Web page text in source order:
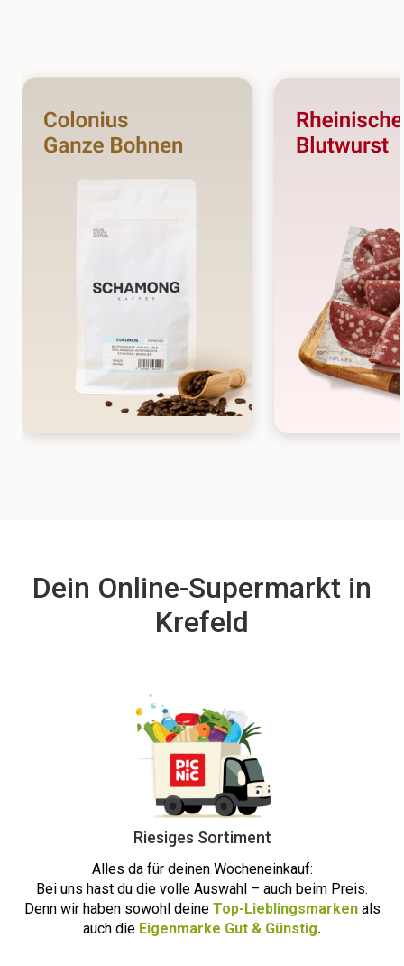
Dein Online-Supermarkt in
Krefeld
Riesiges Sortiment
Alles da für deinen Wocheneinkauf:
Bei uns hast du die volle Auswahl – auch beim Preis.
Denn wir haben sowohl deine Top-Lieblingsmarkenals
auch die Eigenmarke Gut & Günstig.